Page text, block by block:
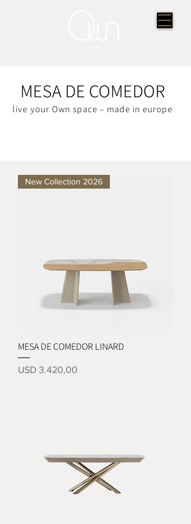
MESA DE COMEDOR
live your Own space – made in europe
New Collection 2026
MESA DE COMEDOR LINARD
Precio
USD 3.420,00